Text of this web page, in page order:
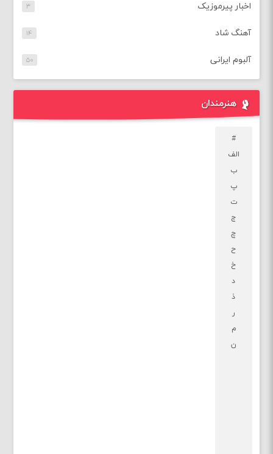
اخبار پیرموزیک ۳
آهنگ شاد ۱۴
آلبوم ایرانی ۵۰
هنرمندان
#
الف
ب
پ
ت
ج
چ
ح
خ
د
ذ
ر
م
ن